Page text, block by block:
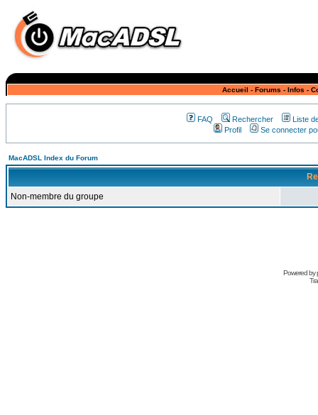
Accueil - Forums - Infos -
FAQ Rechercher
Liste
Profil
Se connecter
MacADSL Index du Forum
Non-membre du groupe
Powered by